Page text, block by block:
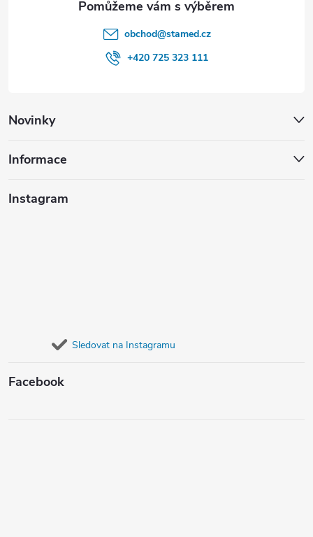
Novinky
Informace
Instagram
Sledovat na Instagramu
Facebook
obchod@stamed.cz
+420 725 323 111